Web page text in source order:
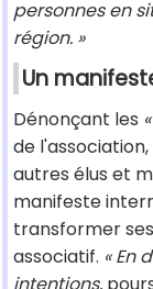
personnes en
région. »
Un
Dénonçant les
de
autres élus et
manifeste
transformer
associatif. « En